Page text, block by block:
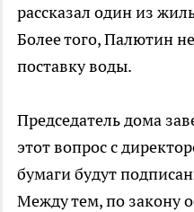
рассказал один из
Более того, Палютин
поставку воды.
Председатель дома
этот вопрос с
бумаги будут
Между тем, по закону